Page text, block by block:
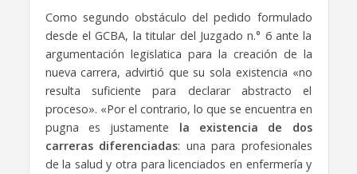
Como segundo obstáculo del pedido formulado
desde el GCBA, la titular del Juzgado n.° 6 ante la
argumentación legislatica para la creación de la
nueva carrera, advirtió que su sola existencia «no
resulta suficiente para declarar abstracto el
proceso». «Por el contrario, lo que se encuentra en
pugna es justamente la existencia de dos
carreras diferenciadas: una para profesionales
de la salud y otra para licenciados en enfermería y